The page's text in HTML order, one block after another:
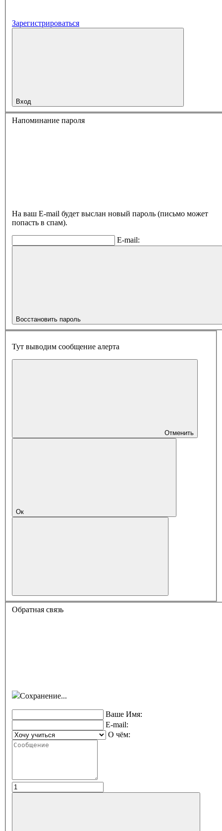
Зарегистрироваться
Вход
Напоминание пароля
На ваш E-mail будет выслан новый пароль (письмо может
попасть в спам).
E-mail:
Восстановить пароль
Тут выводим сообщение алерта
Отменить
Ок
Обратная связь
Сохранение...
Ваше Имя:
E-mail:
О чём: